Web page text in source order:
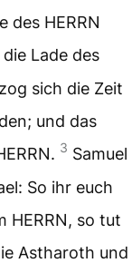
des HERRN
Lade des
sich die Zeit
und das
3 Samuel
So ihr euch
HERRN, so tut
Astharoth und